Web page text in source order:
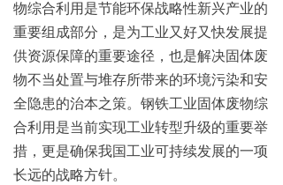
物综合利用是节能环保战略性新兴产业的
重要组成部分，是为工业又好又快发展提
供资源保障的重要途径，也是解决固体废
物不当处置与堆存所带来的环境污染和安
全隐患的治本之策。钢铁工业固体废物综
合利用是当前实现工业转型升级的重要举
措，更是确保我国工业可持续发展的一项
长远的战略方针。